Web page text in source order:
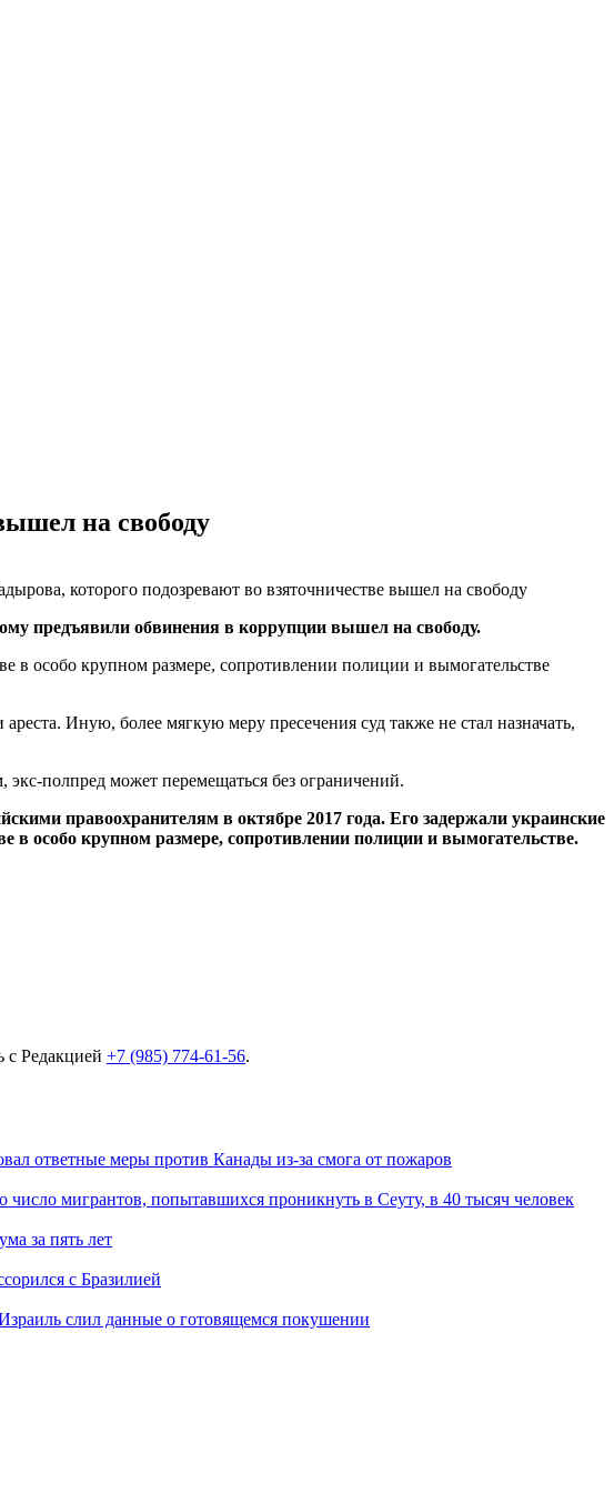
на свободу
предъявили обвинения в коррупции вышел на свободу.
в особо крупном размере, сопротивлении полиции и вымогательстве
Иную, более мягкую меру пресечения суд также не стал назначать,
экс-полпред может перемещаться без ограничений.
правоохранителям в октябре 2017 года. Его задержали украинские
особо крупном размере, сопротивлении полиции и вымогательстве.
Редакцией +7 (985) 774-61-56.